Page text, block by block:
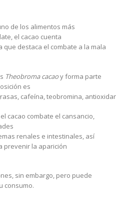
de los alimentos más
el cacao cuenta
destaca el combate a la mala
Theobroma cacaoy forma parte
es
cafeína, teobromina,
cacao combate el cansancio,
renales e intestinales, así
prevenir la aparición
sin embargo, pero puede
consumo.